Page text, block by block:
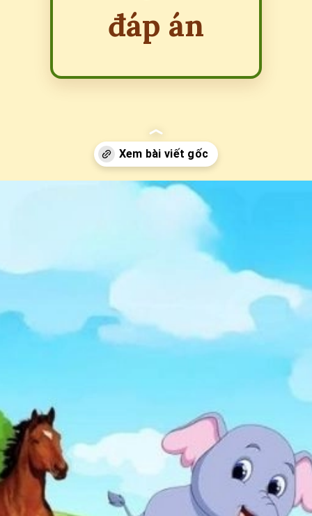
đáp án
https://erci.edu.vn/cau-do-ve-con-vat